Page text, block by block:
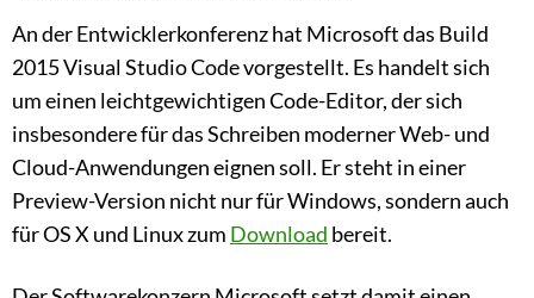
An der Entwicklerkonferenz hat Microsoft das Build
2015 Visual Studio Code vorgestellt. Es handelt sich
um einen leichtgewichtigen Code-Editor, der sich
insbesondere für das Schreiben moderner Web- und
Cloud-Anwendungen eignen soll. Er steht in einer
Preview-Version nicht nur für Windows, sondern auch
für OS X und Linux zum Download bereit.